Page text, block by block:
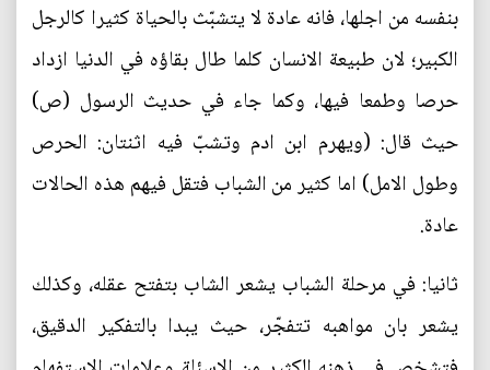
بنفسه من اجلها، فانه عادة لا يتشبّث بالحياة كثيرا كالرجل
الكبير؛ لان طبيعة الانسان كلما طال بقاؤه في الدنيا ازداد
حرصا وطمعا فيها، وكما جاء في حديث الرسول (ص)
حيث قال: (ويهرم ابن ادم وتشبّ فيه اثنتان: الحرص
وطول الامل) اما كثير من الشباب فتقل فيهم هذه الحالات
عادة.
ثانيا: في مرحلة الشباب يشعر الشاب بتفتح عقله، وكذلك
يشعر بان مواهبه تتفجّر، حيث يبدا بالتفكير الدقيق،